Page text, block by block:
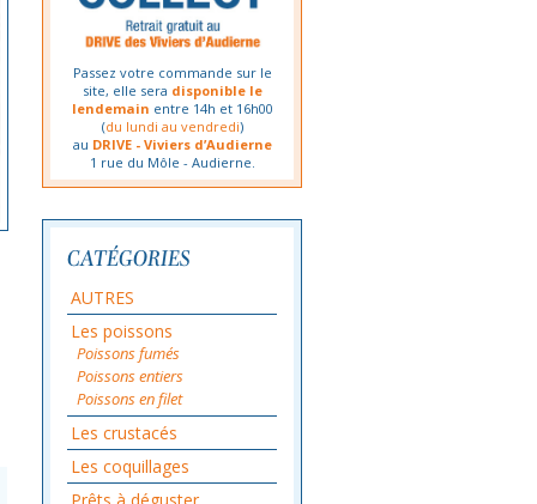
Passez votre commande sur le
site, elle sera disponible le
lendemain entre 14h et 16h00
(du lundi au vendredi)
au DRIVE - Viviers d’Audierne
1 rue du Môle - Audierne.
CATÉGORIES
AUTRES
Les poissons
Poissons fumés
Poissons entiers
Poissons en filet
Les crustacés
Les coquillages